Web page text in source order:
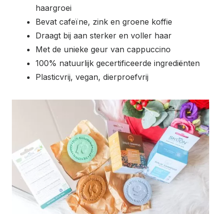
haargroei
Bevat cafeïne, zink en groene koffie
Draagt bij aan sterker en voller haar
Met de unieke geur van cappuccino
100% natuurlijk gecertificeerde ingrediënten
Plasticvrij, vegan, dierproefvrij